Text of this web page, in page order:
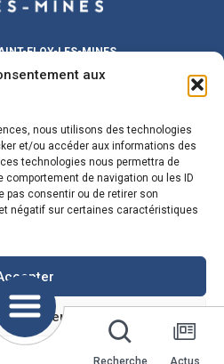
aux
nous utilisons des technologies
et/ou accéder aux informations des
technologies nous permettra de
de navigation ou les ID
pas consentir ou de retirer son
négatif sur certaines caractéristiques
préférences
Mentions LégalesRecherche Actus
ELOY-LES-MINES
Michel DUVAL
/ 13h30 – 17h30
:9h00 – 12h00
le mercredi matin
73 85 08 24